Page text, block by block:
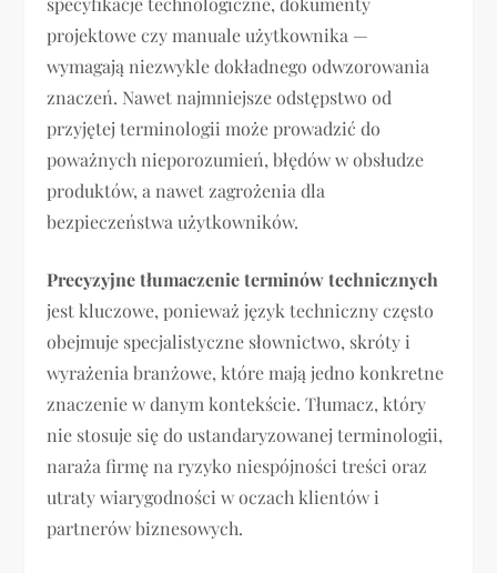
projektowe czy manuale użytkownika —
wymagają niezwykle dokładnego odwzorowania
znaczeń. Nawet najmniejsze odstępstwo od
przyjętej terminologii może prowadzić do
poważnych nieporozumień, błędów w obsłudze
produktów, a nawet zagrożenia dla
bezpieczeństwa użytkowników.
Precyzyjne tłumaczenie terminów technicznych
jest kluczowe, ponieważ język techniczny często
obejmuje specjalistyczne słownictwo, skróty i
wyrażenia branżowe, które mają jedno konkretne
znaczenie w danym kontekście. Tłumacz, który
nie stosuje się do ustandaryzowanej terminologii,
naraża firmę na ryzyko niespójności treści oraz
utraty wiarygodności w oczach klientów i
partnerów biznesowych.